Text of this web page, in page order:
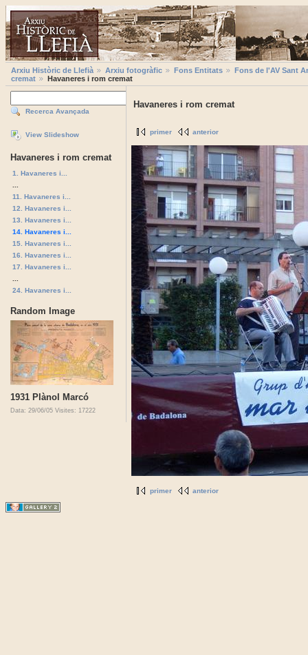
Arxiu Històric de Llefià Arxiu fotogràfic Fons Entitats
Fons de l'AV Sant
cremat
Havaneres i rom cremat
Recerca Avançada
View Slideshow
Havaneres i rom cremat
1. Havaneres i...
11. Havaneres i...
12. Havaneres i...
13. Havaneres i...
14. Havaneres i...
15. Havaneres i...
16. Havaneres i...
17. Havaneres i...
24. Havaneres i...
Random Image
1931 Plànol Marcó
Data: 29/06/05 Visites: 17222
Havaneres i rom cremat
primer anterior
primer anterior